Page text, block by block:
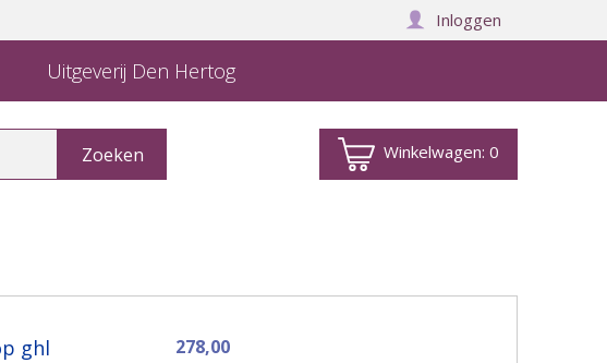
Inloggen
Uitgeverij Den Hertog
Winkelwagen:0
ghl 278,00